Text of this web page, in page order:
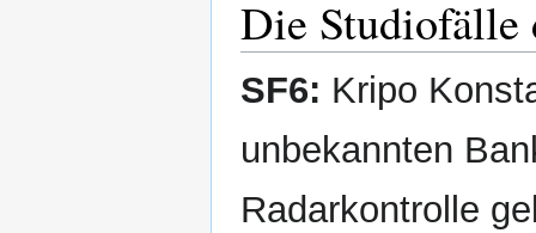
Die Studiofälle
SF6: Kripo
unbekannten
Radarkontrolle